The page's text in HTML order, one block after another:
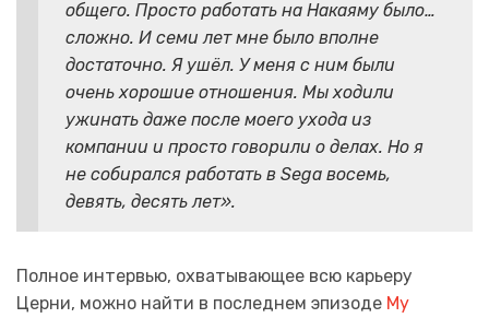
общего. Просто работать на Накаяму было…
сложно. И семи лет мне было вполне
достаточно. Я ушёл. У меня с ним были
очень хорошие отношения. Мы ходили
ужинать даже после моего ухода из
компании и просто говорили о делах. Но я
не собирался работать в Sega восемь,
девять, десять лет».
Полное интервью, охватывающее всю карьеру
Церни, можно найти в последнем эпизоде My